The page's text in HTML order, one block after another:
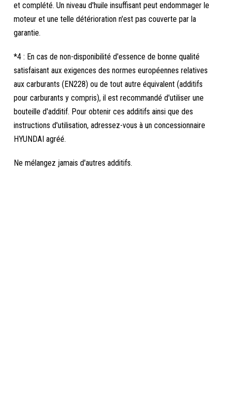
et complété. Un niveau d'huile insuffisant peut endommager le
moteur et une telle détérioration n'est pas couverte par la
garantie.
*4 : En cas de non-disponibilité d'essence de bonne qualité
satisfaisant aux exigences des normes européennes relatives
aux carburants (EN228) ou de tout autre équivalent (additifs
pour carburants y compris), il est recommandé d'utiliser une
bouteille d'additif. Pour obtenir ces additifs ainsi que des
instructions d'utilisation, adressez-vous à un concessionnaire
HYUNDAI agréé.
Ne mélangez jamais d'autres additifs.